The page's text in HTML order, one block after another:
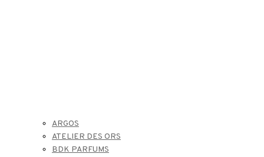
ARGOS
ATELIER DES ORS
BDK PARFUMS